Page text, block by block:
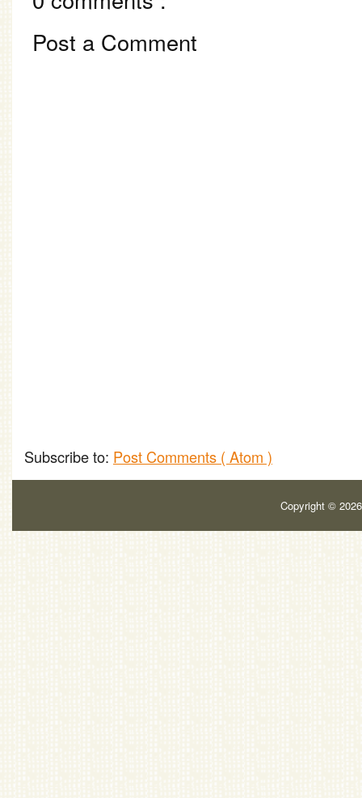
Post a Comment
Subscribe to: Post Comments ( Atom )
Copyright ©